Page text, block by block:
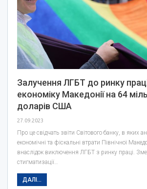
Залучення ЛГБТ до ринку
економіку Македонії на 64
доларів США
27.09.2023
Про це свідчать звіти Світового банку, в яких
економічні та фіскальні втрати Північної
внаслідок виключення ЛГБТ з ринку праці.
стигматизації…
ДАЛІ...